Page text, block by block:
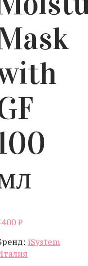
₽
iSystem